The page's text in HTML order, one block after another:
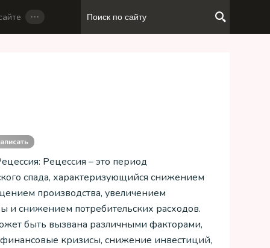
…
Рецессия – это период
спада, характеризующийся снижением
производства, увеличением
и снижением потребительских расходов.
быть вызвана различными факторами,
кризисы, снижение инвестиций,